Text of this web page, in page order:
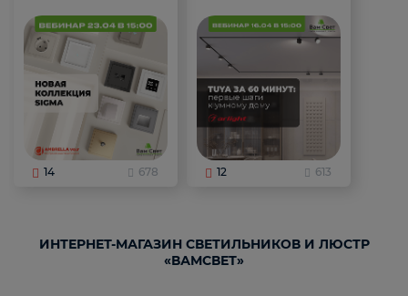
14 678 12 613
ИНТЕРНЕТ-МАГАЗИН СВЕТИЛЬНИКОВ И ЛЮСТР
«ВАМСВЕТ»